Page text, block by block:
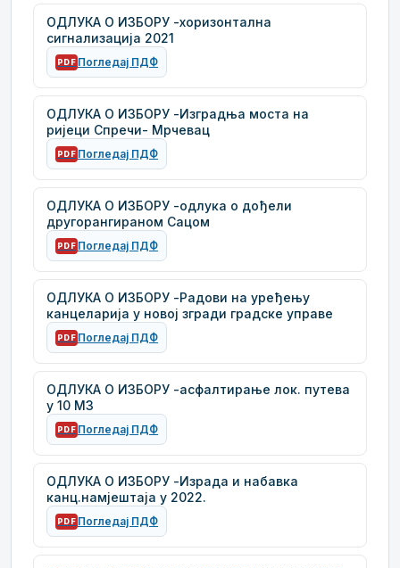
ОДЛУКА О ИЗБОРУ -хоризонтална
сигнализација 2021
PDF Погледај ПДФ
ОДЛУКА О ИЗБОРУ -Изградња моста на
ријеци Спречи- Мрчевац
PDF Погледај ПДФ
ОДЛУКА О ИЗБОРУ -одлука о дођели
другорангираном Сацом
PDF Погледај ПДФ
ОДЛУКА О ИЗБОРУ -Радови на уређењу
канцеларија у новој згради градске управе
PDF Погледај ПДФ
ОДЛУКА О ИЗБОРУ -асфалтирање лок. путева
у 10 МЗ
PDF Погледај ПДФ
ОДЛУКА О ИЗБОРУ -Израда и набавка
канц.намјештаја у 2022.
PDF Погледај ПДФ